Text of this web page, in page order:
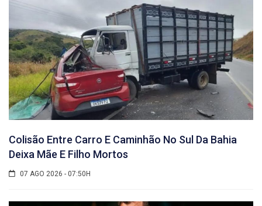
Colisão Entre Carro E Caminhão No Sul Da Bahia
Deixa Mãe E Filho Mortos
07 AGO 2026 - 07:50H